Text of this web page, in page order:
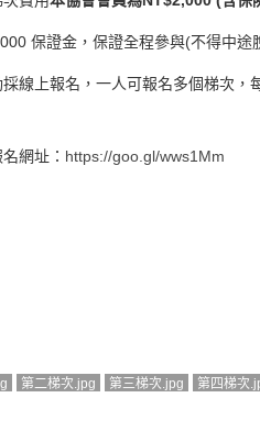
保證金，保證全程參與(不得中途
線上報名，一人可報名多個梯次，
網址： https://goo.gl/wws1Mm
第二梯次.jpg 第三梯次.jpg 第四梯次